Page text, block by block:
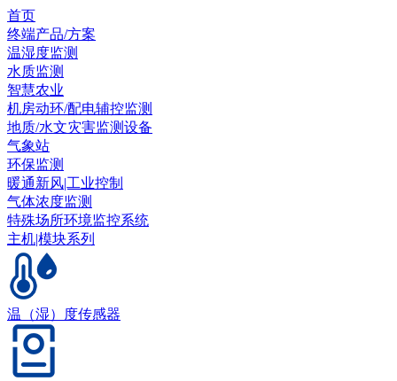
首页
终端产品/方案
温湿度监测
水质监测
智慧农业
机房动环/配电辅控监测
地质/水文灾害监测设备
气象站
环保监测
暖通新风|工业控制
气体浓度监测
特殊场所环境监控系统
主机|模块系列
温（湿）度传感器